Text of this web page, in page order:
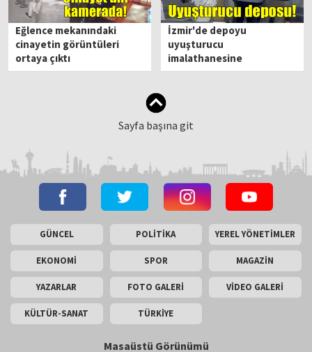
Eğlence mekanındaki
cinayetin görüntüleri
ortaya çıktı
İzmir'de depoyu
uyuşturucu
imalathanesine
dönüştürmüşler!
Sayfa başına git
GÜNCEL POLİTİKA YEREL YÖNETİMLER
EKONOMİ SPOR MAGAZİN
YAZARLAR FOTO GALERİ VİDEO GALERİ
KÜLTÜR-SANAT TÜRKİYE
Masaüstü Görünümü